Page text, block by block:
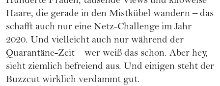
Haare, die gerade in den Mistkübel wandern – das
schafft auch nur eine Netz-Challenge im Jahr
2020. Und vielleicht auch nur während der
Quarantäne-Zeit – wer weiß das schon. Aber hey,
sieht ziemlich befreiend aus. Und einigen steht der
Buzzcut wirklich verdammt gut.